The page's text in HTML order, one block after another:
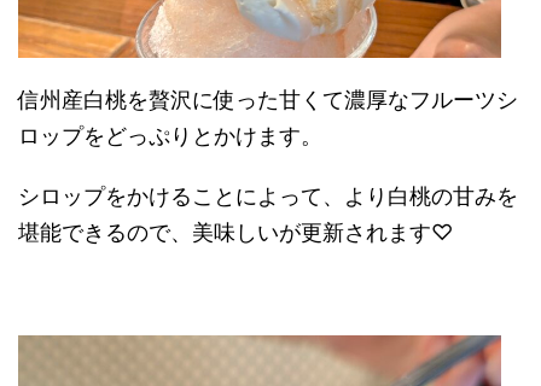
信州産白桃を贅沢に使った甘くて濃厚なフルーツシ
ロップをどっぷりとかけます。
シロップをかけることによって、より白桃の甘みを
堪能できるので、美味しいが更新されます♡